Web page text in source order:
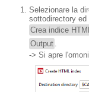
Selezionare la
sottodirectory ed
Crea indice
Output .
-> Si apre